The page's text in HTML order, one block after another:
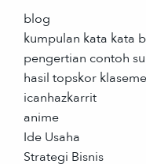
blog
kumpulan kata kata
pengertian contoh
hasil topskor
icanhazkarrit
anime
Ide Usaha
Strategi Bisnis